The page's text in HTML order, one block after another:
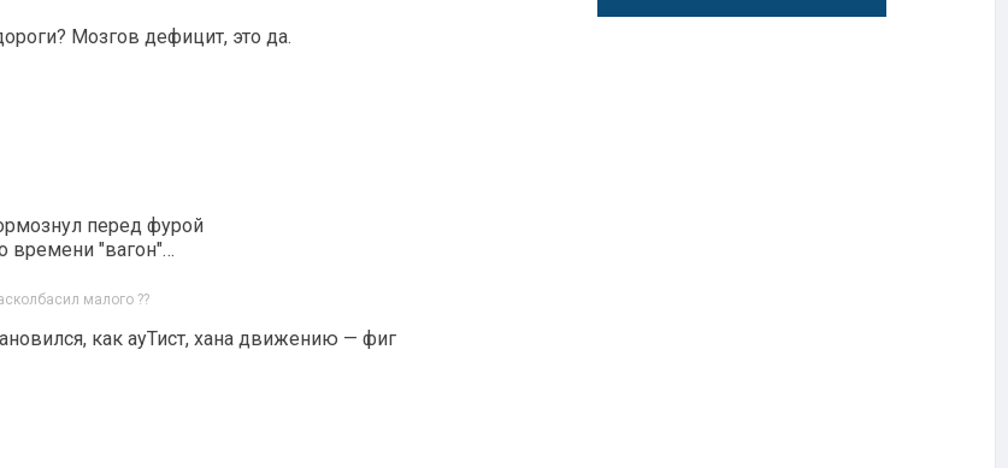
Мозгов дефицит, это да.
перед фурой
времени "вагон"…
малого ??
как ауТист, хана движению — фиг